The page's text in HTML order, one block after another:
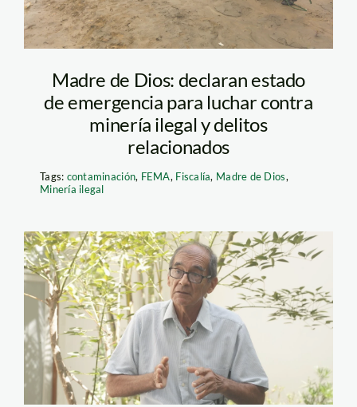
Madre de Dios: declaran estado
de emergencia para luchar contra
minería ilegal y delitos
relacionados
Tags: contaminación, FEMA, Fiscalía, Madre de Dios,
Minería ilegal
Víctor